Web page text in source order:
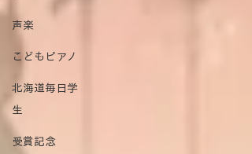
声楽
こどもピアノ
北海道毎日学
生
受賞記念